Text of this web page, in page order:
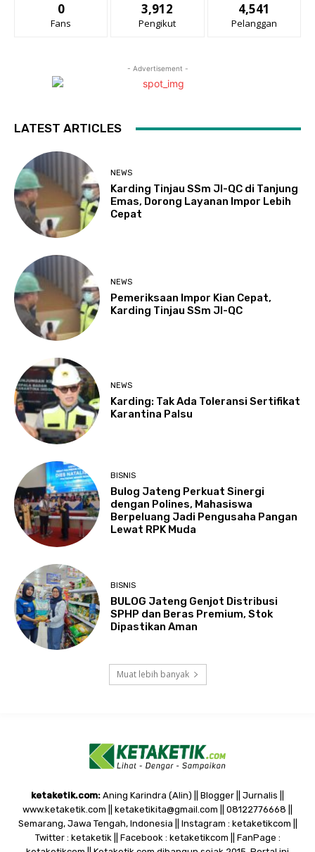
0
Fans
3,912
Pengikut
4,541
Pelanggan
- Advertisement -
LATEST ARTICLES
NEWS
Karding Tinjau SSm JI-QC di Tanjung
Emas, Dorong Layanan Impor Lebih
Cepat
NEWS
Pemeriksaan Impor Kian Cepat,
Karding Tinjau SSm JI-QC
NEWS
Karding: Tak Ada Toleransi Sertifikat
Karantina Palsu
BISNIS
Bulog Jateng Perkuat Sinergi
dengan Polines, Mahasiswa
Berpeluang Jadi Pengusaha Pangan
Lewat RPK Muda
BISNIS
BULOG Jateng Genjot Distribusi
SPHP dan Beras Premium, Stok
Dipastikan Aman
Muat lebih banyak
ketaketik.com: Aning Karindra (Alin) || Blogger || Jurnalis ||
www.ketaketik.com || ketaketikita@gmail.com || 08122776668 ||
Semarang, Jawa Tengah, Indonesia || Instagram : ketaketikcom ||
Twitter : ketaketik || Facebook : ketaketikcom || FanPage :